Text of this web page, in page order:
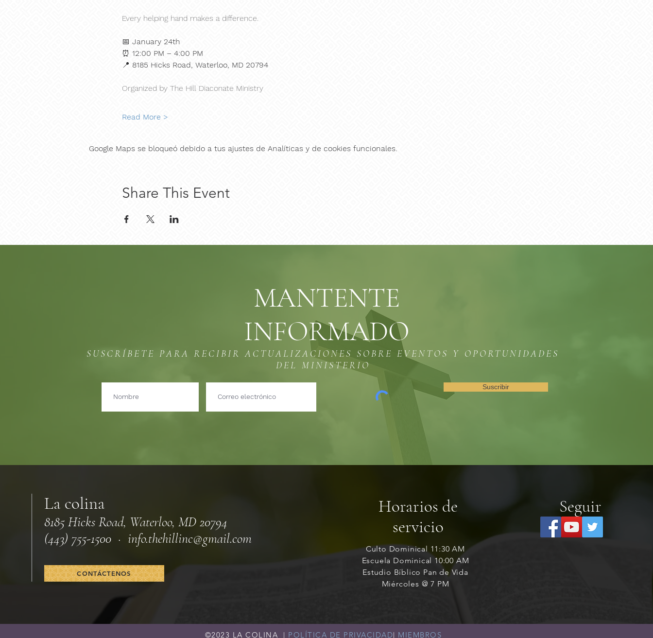
Every helping hand makes a difference.
📅 January 24th
⏰ 12:00 PM – 4:00 PM
📍 8185 Hicks Road, Waterloo, MD 20794
Organized by The Hill Diaconate Ministry
Read More >
Google Maps se bloqueó debido a tus ajustes de Analíticas y de cookies funcionales.
Share This Event
MANTENTE
INFORMADO
SUSCRÍBETE PARA RECIBIR ACTUALIZACIONES SOBRE EVENTOS Y OPORTUNIDADES
DEL MINISTERIO
Suscribir
La colina
8185 Hicks Road, Waterloo, MD 20794
(443) 755-1500 · info.thehillinc@gmail.com
CONTÁCTENOS
Horarios de
servicio
Culto Dominical 11:30 AM
Escuela Dominical 10:00 AM
Estudio Bíblico Pan de Vida
Miércoles @ 7 PM
Seguir
©2023 LA COLINA | POLÍTICA DE PRIVACIDAD| MIEMBROS